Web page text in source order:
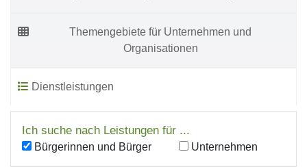
Themengebiete für Unternehmen und
Organisationen
Dienstleistungen
Ich suche nach Leistungen für ...
Bürgerinnen und Bürger Unternehmen